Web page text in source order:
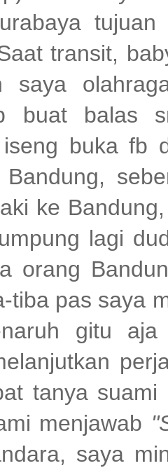
transit,
saya
buat balas
iseng buka fb
ke
lagi
orang
tiba pas saya
gitu
tanya suami
menjawab
saya